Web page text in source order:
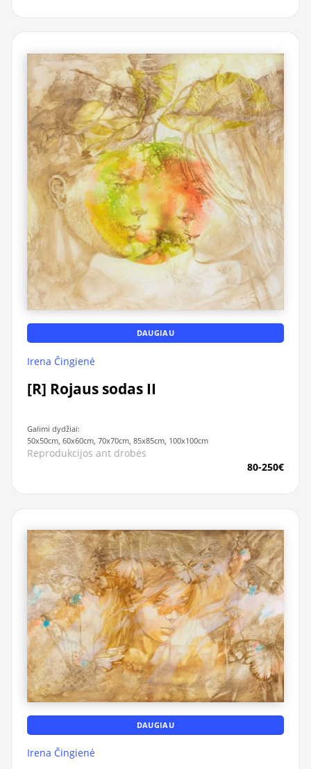
DAUGIAU
Irena Čingienė
[R] Rojaus sodas II
Galimi dydžiai:
50x50cm, 60x60cm, 70x70cm, 85x85cm, 100x100cm
Reprodukcijos ant drobės
80-250€
DAUGIAU
Irena Čingienė